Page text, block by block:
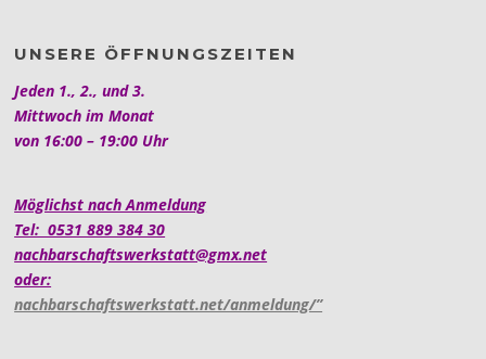
UNSERE ÖFFNUNGSZEITEN
Jeden 1., 2., und 3.
Mittwoch im Monat
von 16:00 – 19:00 Uhr
Möglichst nach Anmeldung
Tel: 0531 889 384 30
nachbarschaftswerkstatt@gmx.net
oder:
nachbarschaftswerkstatt.net/anmeldung/”